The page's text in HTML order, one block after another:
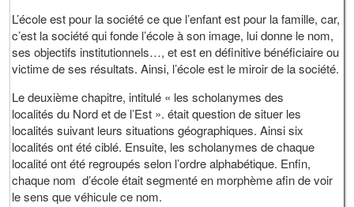
L’école est pour la société ce que l’enfant est pour la famille, car,
c’est la société qui fonde l’école à son image, lui donne le nom,
ses objectifs institutionnels…, et est en définitive bénéficiaire ou
victime de ses résultats. Ainsi, l’école est le miroir de la société.
Le deuxième chapitre, intitulé « les scholanymes des
localités du Nord et de l’Est ». était question de situer les
localités suivant leurs situations géographiques. Ainsi six
localités ont été ciblé. Ensuite, les scholanymes de chaque
localité ont été regroupés selon l’ordre alphabétique. Enfin,
chaque nom d’école était segmenté en morphème afin de voir
le sens que véhicule ce nom.